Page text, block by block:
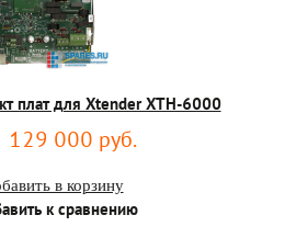
плат для Xtender XTH-6000
129 000 руб.
к сравнению